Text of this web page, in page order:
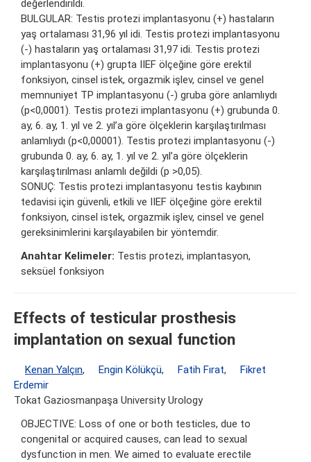
değerlendirildi.
BULGULAR: Testis protezi implantasyonu (+) hastaların
yaş ortalaması 31,96 yıl idi. Testis protezi implantasyonu
(-) hastaların yaş ortalaması 31,97 idi. Testis protezi
implantasyonu (+) grupta IIEF ölçeğine göre erektil
fonksiyon, cinsel istek, orgazmik işlev, cinsel ve genel
memnuniyet TP implantasyonu (-) gruba göre anlamlıydı
(p<0,0001). Testis protezi implantasyonu (+) grubunda 0.
ay, 6. ay, 1. yıl ve 2. yıl’a göre ölçeklerin karşılaştırılması
anlamlıydı (p<0,00001). Testis protezi implantasyonu (-)
grubunda 0. ay, 6. ay, 1. yıl ve 2. yıl’a göre ölçeklerin
karşılaştırılması anlamlı değildi (p >0,05).
SONUÇ: Testis protezi implantasyonu testis kaybının
tedavisi için güvenli, etkili ve IIEF ölçeğine göre erektil
fonksiyon, cinsel istek, orgazmik işlev, cinsel ve genel
gereksinimlerini karşılayabilen bir yöntemdir.
Anahtar Kelimeler: Testis protezi, implantasyon,
seksüel fonksiyon
Effects of testicular prosthesis
implantation on sexual function
Kenan Yalçın, Engin Kölükçü, Fatih Fırat,
Fikret
Erdemir
Tokat Gaziosmanpaşa University Urology
OBJECTIVE: Loss of one or both testicles, due to
congenital or acquired causes, can lead to sexual
dysfunction in men. We aimed to evaluate erectile